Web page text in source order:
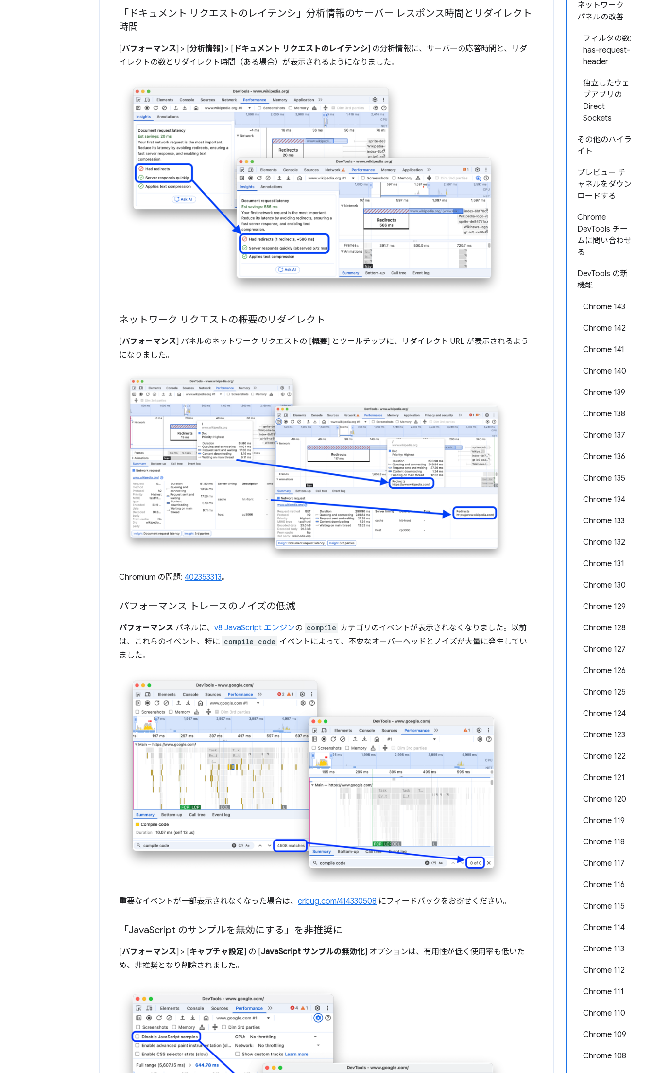
ネットワーク
パネルの改善
フィルタの数:
has-request-
header
独立したウェ
ブアプリの
Direct
Sockets
その他のハイラ
イト
プレビュー チ
ャネルをダウン
ロードする
Chrome
DevTools チー
ムに問い合わせ
る
DevTools の新
機能
Chrome 143
Chrome 142
Chrome 141
Chrome 140
Chrome 139
Chrome 138
Chrome 137
Chrome 136
Chrome 135
Chrome 134
Chrome 133
Chrome 132
Chrome 131
Chrome 130
Chrome 129
Chrome 128
Chrome 127
Chrome 126
Chrome 125
Chrome 124
Chrome 123
Chrome 122
Chrome 121
Chrome 120
Chrome 119
Chrome 118
Chrome 117
Chrome 116
Chrome 115
Chrome 114
Chrome 113
Chrome 112
Chrome 111
Chrome 110
Chrome 109
Chrome 108
「ドキュメント リクエストのレイテンシ」分析情報のサーバー レスポンス時間とリダイレクト
時間
[パフォーマンス] > [分析情報] > [ ドキュメント リクエストのレイテンシ] の分析情報に、サーバーの応答時間と、リダ
イレクトの数とリダイレクト時間（ある場合）が表示されるようになりました。
ネットワーク リクエストの概要のリダイレクト
[パフォーマンス] パネルのネットワーク リクエストの [概要] とツールチップに、リダイレクト URL が表示されるよう
になりました。
Chromium の問題: 402353313。
パフォーマンス トレースのノイズの低減
パフォーマンス パネルに、 v8 JavaScript エンジンの compile カテゴリのイベントが表示されなくなりました。以前
は、これらのイベント、特に compile code イベントによって、不要なオーバーヘッドとノイズが大量に発生してい
ました。
重要なイベントが一部表示されなくなった場合は、 crbug.com/414330508 にフィードバックをお寄せください。
「JavaScript のサンプルを無効にする」を非推奨に
[パフォーマンス] > [キャプチャ設定] の [JavaScript サンプルの無効化] オプションは、有用性が低く使用率も低いた
め、非推奨となり削除されました。